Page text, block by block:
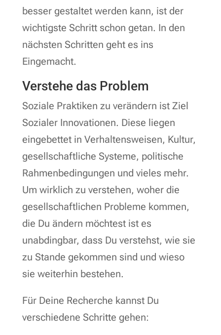
besser gestaltet werden kann, ist der
wichtigste Schritt schon getan. In den
nächsten Schritten geht es ins
Eingemacht.
Verstehe das Problem
Soziale Praktiken zu verändern ist Ziel
Sozialer Innovationen. Diese liegen
eingebettet in Verhaltensweisen, Kultur,
gesellschaftliche Systeme, politische
Rahmenbedingungen und vieles mehr.
Um wirklich zu verstehen, woher die
gesellschaftlichen Probleme kommen,
die Du ändern möchtest ist es
unabdingbar, dass Du verstehst, wie sie
zu Stande gekommen sind und wieso
sie weiterhin bestehen.
Für Deine Recherche kannst Du
verschiedene Schritte gehen: